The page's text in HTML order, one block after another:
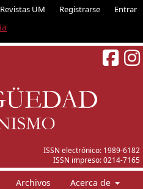
Revistas UM Registrarse Entrar
ISSN electrónico: 1989-6182
ISSN impreso:0214-7165
Archivos Acerca de